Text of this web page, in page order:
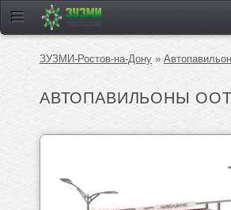
ЗУЗМИ-Ростов-на-Дону »
АВТОПАВИЛЬОНЫ